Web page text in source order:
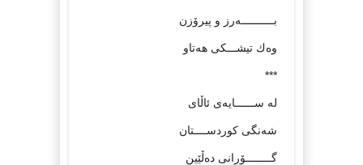
بــــــــــه‌رز و پیرۆزن
وه‌ك تیشـــكی هه‌تاو
***
له‌ ســــــایه‌ی ئاڵای
شه‌نگی كوردســــتان
گــــــــۆرانی ده‌ڵێین